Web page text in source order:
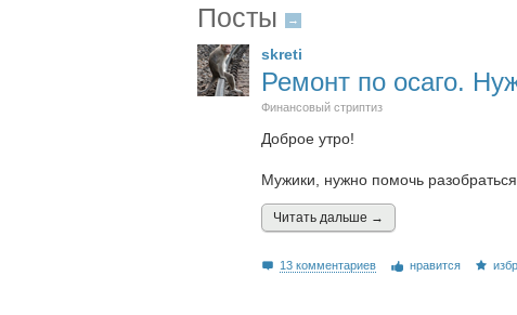
Посты →
skreti
Ремонт по осаго.
Финансовый стриптиз
Доброе утро!
Мужики, нужно помочь разобраться
Читать дальшe →
13 комментариев нравится